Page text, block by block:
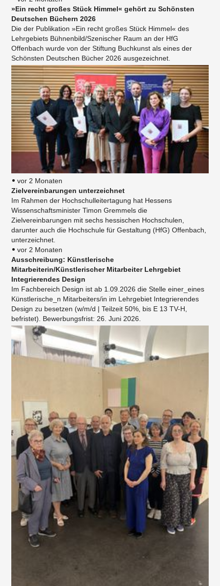
»Ein recht großes Stück Himmel« gehört zu Schönsten
Deutschen Büchern 2026
Die der Publikation »Ein recht großes Stück Himmel« des
Lehrgebiets Bühnenbild/Szenischer Raum an der HfG
Offenbach wurde von der Stiftung Buchkunst als eines der
Schönsten Deutschen Bücher 2026 ausgezeichnet.
vor 2 Monaten
Zielvereinbarungen unterzeichnet
Im Rahmen der Hochschulleitertagung hat Hessens
Wissenschaftsminister Timon Gremmels die
Zielvereinbarungen mit sechs hessischen Hochschulen,
darunter auch die Hochschule für Gestaltung (HfG) Offenbach,
unterzeichnet.
vor 2 Monaten
Ausschreibung: Künstlerische
Mitarbeiterin/Künstlerischer Mitarbeiter Lehrgebiet
Integrierendes Design
Im Fachbereich Design ist ab 1.09.2026 die Stelle einer_eines
Künstlerische_n Mitarbeiters/in im Lehrgebiet Integrierendes
Design zu besetzen (w/m/d | Teilzeit 50%, bis E 13 TV-H,
befristet). Bewerbungsfrist: 26. Juni 2026.